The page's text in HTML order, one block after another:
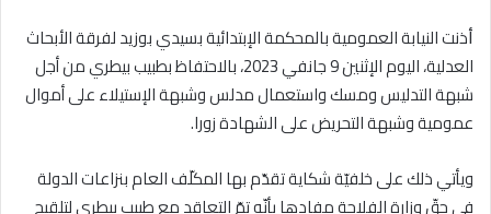
أذنت النيابة العمومية بالمحكمة الإبتدائية بسيدي بوزيد لفرقة الأبحاث
العدلية، اليوم الإثنين 9 جانفي 2023، بالاحتفاظ بطبيب بيطري من أجل
شبهة التدليس ومسك واستعمال مدلس وشبهة الإستيلاء على أموال
عمومية وشبهة التحريض على الشهادة زورا.
ويأتي ذلك على خلفيّة شكاية تقدّم بها المكلّف العام بنزاعات الدولة
في حقّ وزارة الفلاحة مفادها بأنّه تمّ التعاقد مع طبيب بيطري لتلقيح